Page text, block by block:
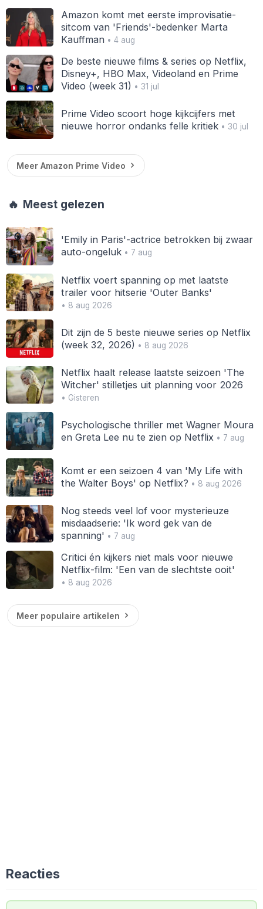
Amazon komt met eerste improvisatie-
sitcom van 'Friends'-bedenker Marta
Kauffman• 4 aug
De beste nieuwe films & series op Netflix,
Disney+, HBO Max, Videoland en Prime
Video (week 31) • 31 jul
Prime Video scoort hoge kijkcijfers met
nieuwe horror ondanks felle kritiek• 30 jul
Meer Amazon Prime Video
🔥 Meest gelezen
'Emily in Paris'-actrice betrokken bij zwaar
auto-ongeluk• 7 aug
Netflix voert spanning op met laatste
trailer voor hitserie 'Outer Banks'
• 8 aug 2026
Dit zijn de 5 beste nieuwe series op Netflix
(week 32, 2026) • 8 aug 2026
Netflix haalt release laatste seizoen 'The
Witcher' stilletjes uit planning voor 2026
• Gisteren
Psychologische thriller met Wagner Moura
en Greta Lee nu te zien op Netflix • 7 aug
Komt er een seizoen 4 van 'My Life with
the Walter Boys' op Netflix? • 8 aug 2026
Nog steeds veel lof voor mysterieuze
misdaadserie: 'Ik word gek van de
spanning' • 7 aug
Critici én kijkers niet mals voor nieuwe
Netflix-film: 'Een van de slechtste ooit'
• 8 aug 2026
Meer populaire artikelen
Reacties